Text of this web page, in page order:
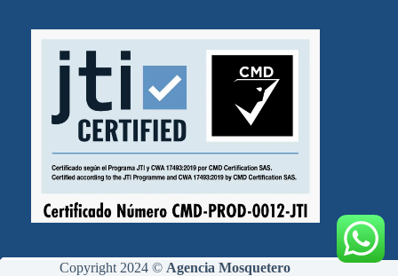
Copyright 2024 © Agencia Mosquetero